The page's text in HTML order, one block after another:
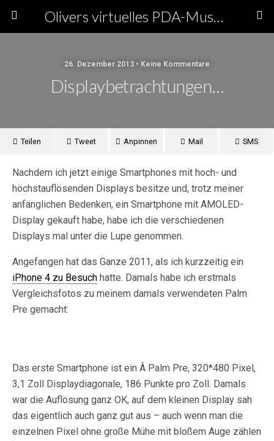
Olivers virtuelles PDA-Museum
26. Dezember 2013 • Keine Kommentare
Displaybetrachtungen…
Teilen Tweet Anpinnen Mail SMS
Nachdem ich jetzt einige Smartphones mit hoch- und
höchstauflösenden Displays besitze und, trotz meiner
anfänglichen Bedenken, ein Smartphone mit AMOLED-
Display gekauft habe, habe ich die verschiedenen
Displays mal unter die Lupe genommen.
Angefangen hat das Ganze 2011, als ich kurzzeitig ein
iPhone 4 zu Besuch hatte. Damals habe ich erstmals
Vergleichsfotos zu meinem damals verwendeten Palm
Pre gemacht:
Das erste Smartphone ist ein Â Palm Pre, 320*480 Pixel,
3,1 Zoll Displaydiagonale, 186 Punkte pro Zoll. Damals
war die Auflösung ganz OK, auf dem kleinen Display sah
das eigentlich auch ganz gut aus – auch wenn man die
einzelnen Pixel ohne große Mühe mit bloßem Auge zählen